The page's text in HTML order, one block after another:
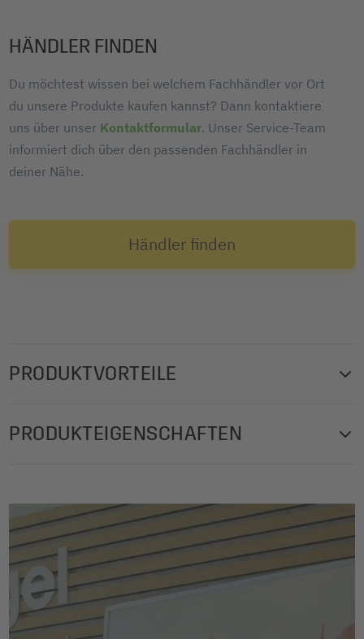
HÄNDLER FINDEN
Du möchtest wissen bei welchem Fachhändler vor Ort
du unsere Produkte kaufen kannst? Dann kontaktiere
uns über unser Kontaktformular. Unser Service-Team
informiert dich über den passenden Fachhändler in
deiner Nähe.
Händler finden
PRODUKTVORTEILE
Diese Stifte von SIGEL sind umweltfreundlicher als viele
farbintensiven, abwischbaren Eco Marker
(schwarz/blau/grün/rot, 4 Stück im Set) aus Echtholz sind
universell einsetzbar für Whiteboards, Glas-Magnetboards,
Flipcharts und weitere geschlossene Oberflächen. Im Set
dabei der passende Spitzer.
Ihre Produktvorteile:
PRODUKTEIGENSCHAFTEN
Lieferumfang: 1x Board-Marker BA013, 4 Stück im Set,
mit Spitzer
Materialien Produkt Detail: Mantel: Echtholz | Kern:
Wachs
Inhalt: 4 Stück im Set
Maße Prod cm (B x H x T): 1,50 x 1,50 x 12 cm
Farbe: schwarz, blau, grün, rot